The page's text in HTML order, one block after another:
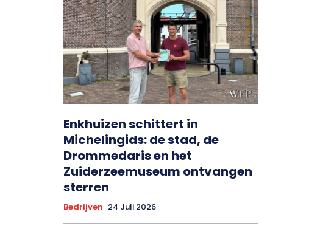
Enkhuizen schittert in
Michelingids: de stad, de
Drommedaris en het
Zuiderzeemuseum ontvangen
sterren
Bedrijven 24 Juli 2026